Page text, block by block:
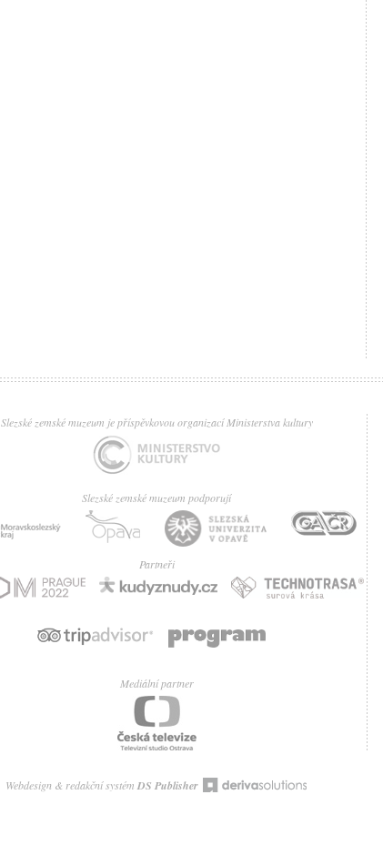
Slezské zemské muzeum je příspěvkovou organizací Ministerstva kultury
Slezské zemské muzeum podporují
Partneři
Mediální partner
Webdesign & redakční systém DS Publisher